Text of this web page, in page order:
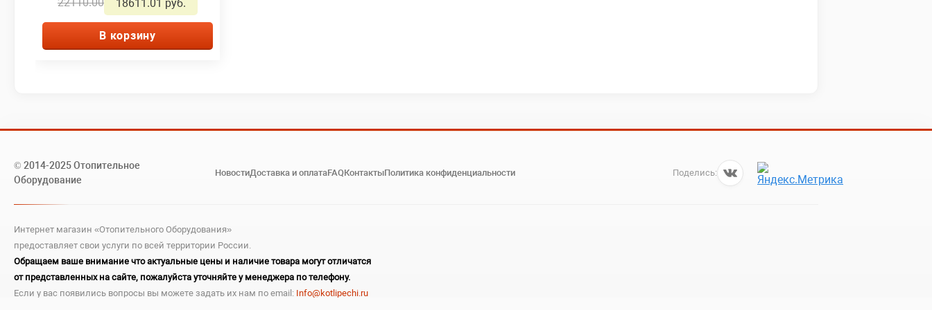
18611.01 руб.
В корзину
© 2014-2025 Отопительное
Оборудование
НовостиДоставка и оплатаFAQКонтактыПолитика конфиденциальности Поделись:
Интернет магазин «Отопительного Оборудования»
предоставляет свои услуги по всей территории России.
Обращаем ваше внимание что актуальные цены и наличие товара могут отличатся
от представленных на сайте, пожалуйста уточняйте у менеджера по телефону.
Если у вас появились вопросы вы можете задать их нам по email: Info@kotlipechi.ru